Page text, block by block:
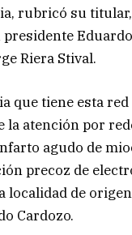
rubricó su
Riera Stival.
que tiene esta
la atención por
agudo de
precoz de
localidad de
Cardozo.